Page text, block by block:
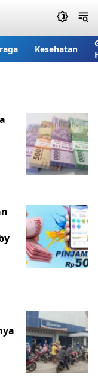
Kesehatan